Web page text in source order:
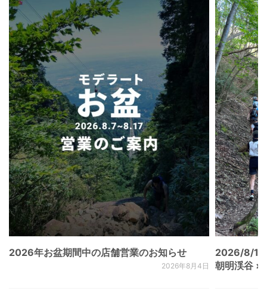
2026年お盆期間中の店舗営業のお知らせ
2026年8月4日
2026/8/
朝明渓谷 ×